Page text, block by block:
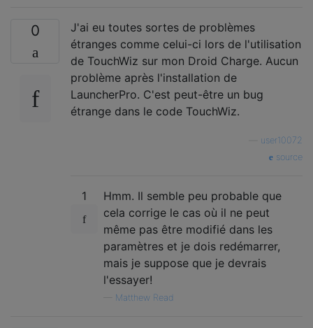
0
J'ai eu toutes sortes de problèmes
étranges comme celui-ci lors de l'utilisation
de TouchWiz sur mon Droid Charge. Aucun
problème après l'installation de
LauncherPro. C'est peut-être un bug
étrange dans le code TouchWiz.
user10072
source
1
Hmm. Il semble peu probable que
cela corrige le cas où il ne peut
même pas être modifié dans les
paramètres et je dois redémarrer,
mais je suppose que je devrais
l'essayer!
Matthew Read